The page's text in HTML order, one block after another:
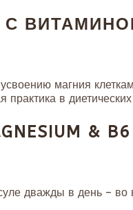
магния
в
& B6
дважды в день –